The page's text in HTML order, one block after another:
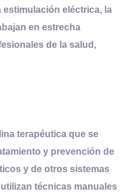
estimulación eléctrica, la
en estrecha
de la salud,
terapéutica que se
y prevención de
y de otros sistemas
técnicas manuales